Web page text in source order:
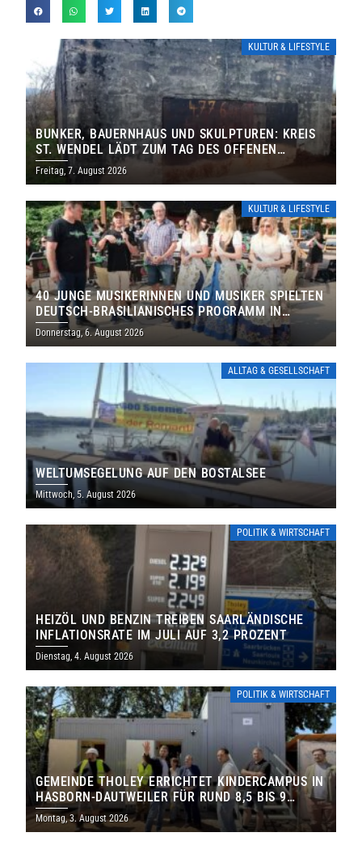
KULTUR & LIFESTYLE
BUNKER, BAUERNHAUS UND SKULPTUREN: KREIS
ST. WENDEL LÄDT ZUM TAG DES OFFENEN
DENKMALS EIN
Freitag, 7. August 2026
KULTUR & LIFESTYLE
40 JUNGE MUSIKERINNEN UND MUSIKER SPIELTEN
DEUTSCH-BRASILIANISCHES PROGRAMM IN
THOLEY
Donnerstag, 6. August 2026
ALLTAG & GESELLSCHAFT
WELTUMSEGELUNG AUF DEN BOSTALSEE
Mittwoch, 5. August 2026
POLITIK & WIRTSCHAFT
HEIZÖL UND BENZIN TREIBEN SAARLÄNDISCHE
INFLATIONSRATE IM JULI AUF 3,2 PROZENT
Dienstag, 4. August 2026
POLITIK & WIRTSCHAFT
GEMEINDE THOLEY ERRICHTET KINDERCAMPUS IN
HASBORN-DAUTWEILER FÜR RUND 8,5 BIS 9
MILLIONEN EURO
Montag, 3. August 2026